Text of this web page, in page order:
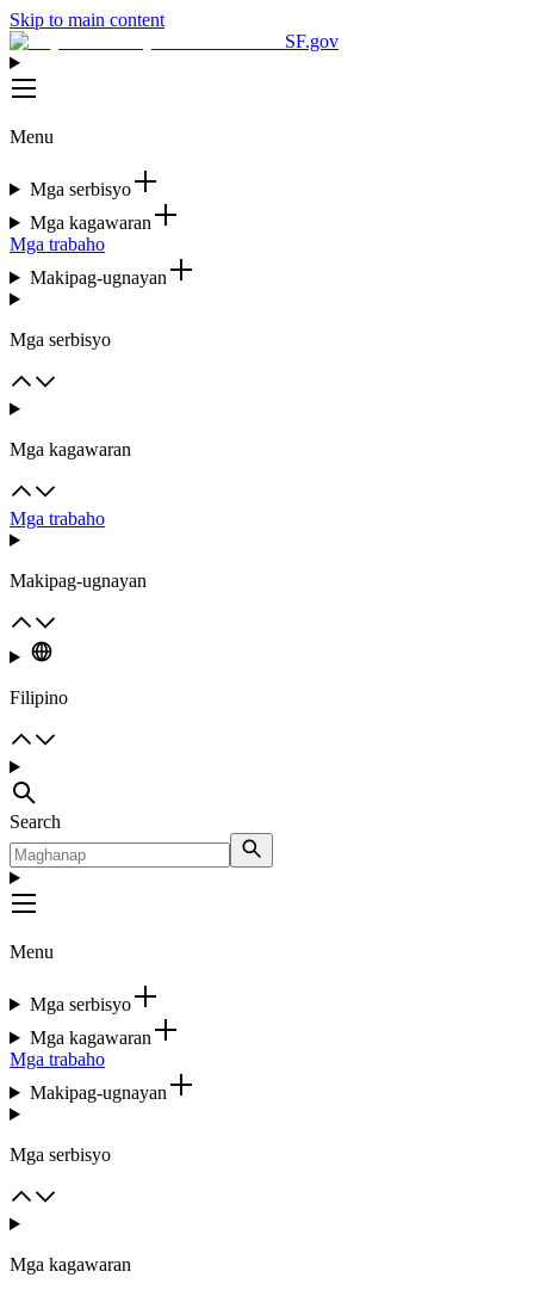
Skip to main content
SF.gov
Menu
Mga serbisyo
Mga kagawaran
Mga trabaho
Makipag-ugnayan
Mga serbisyo
Mga kagawaran
Mga trabaho
Makipag-ugnayan
Filipino
Search
Menu
Mga serbisyo
Mga kagawaran
Mga trabaho
Makipag-ugnayan
Mga serbisyo
Mga kagawaran